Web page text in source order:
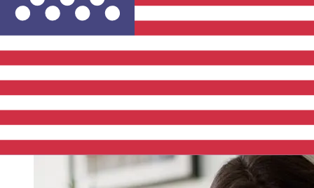
ユーロ加盟国年からアメリカ合衆国までのAddiko Bank
Montenegro国際送金の配達時間は、支払い方法や取引時期
によって異なります。通常、国際銀行振込は1営業日から5営
業日かかります。銀行の祝日やセキュリティチェックなどの
要因も配達に影響を与えることがあります。遅延を避けるた
めに Addiko Bank A.D. Podgoricaの締め切り時間を確認し
てください。